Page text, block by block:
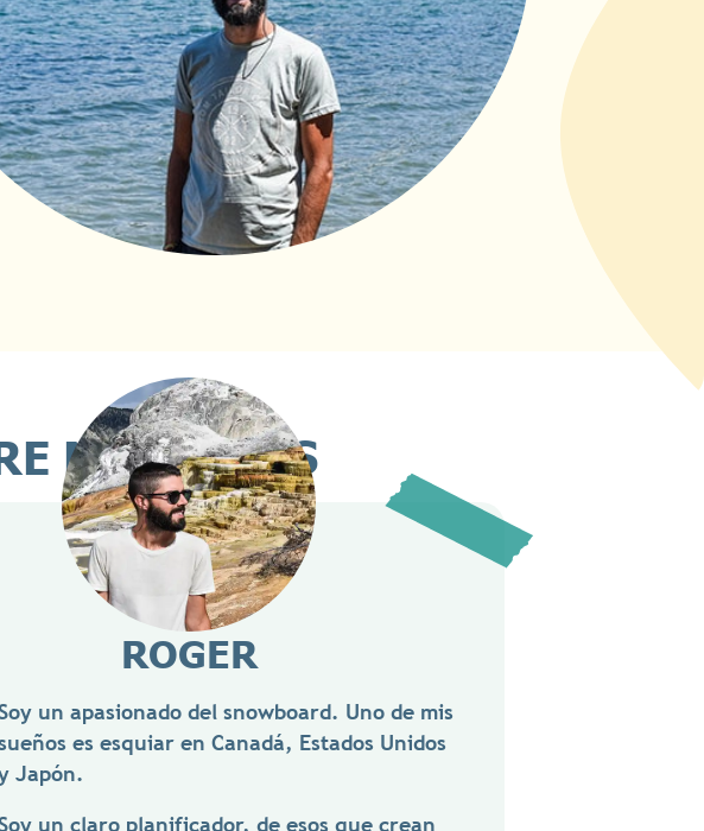
NOSOTROS
ROGER
un apasionado del snowboard. Uno de mis
es esquiar en Canadá, Estados Unidos
Japón.
un claro planificador, de esos que crean